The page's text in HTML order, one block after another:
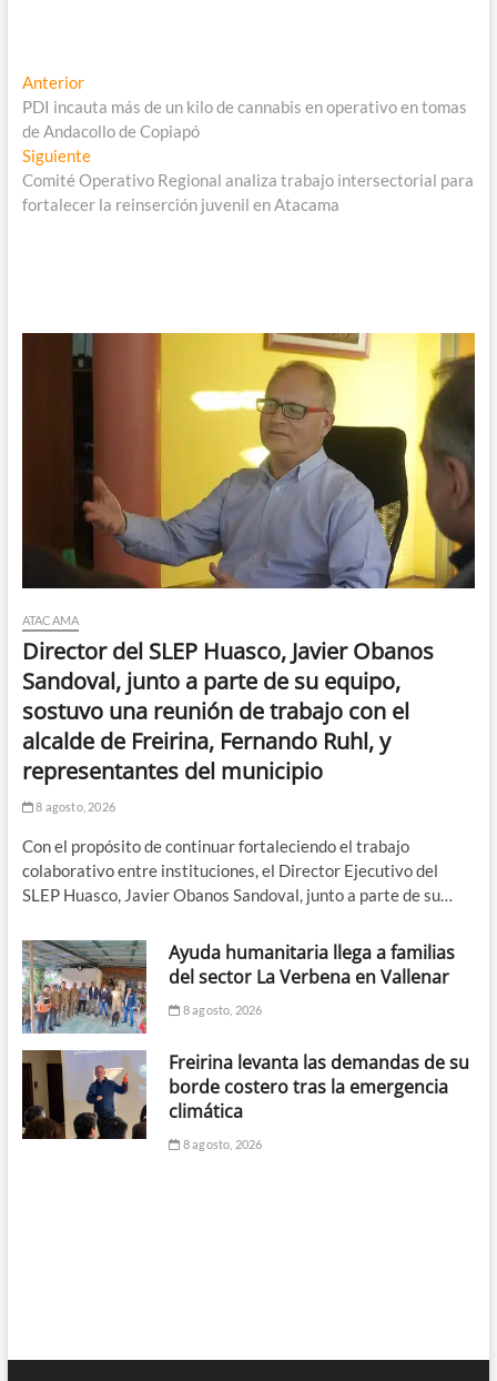
Navegación
de
entradas
AnteriorEntrada
anterior:
PDI incauta más de un kilo de cannabis en operativo en tomas
de Andacollo de Copiapó
SiguienteEntrada
siguiente:
Comité Operativo Regional analiza trabajo intersectorial para
fortalecer la reinserción juvenil en Atacama
ATACAMA
Director del SLEP Huasco, Javier Obanos
Sandoval, junto a parte de su equipo,
sostuvo una reunión de trabajo con el
alcalde de Freirina, Fernando Ruhl, y
representantes del municipio
8 agosto, 2026
Con el propósito de continuar fortaleciendo el trabajo
colaborativo entre instituciones, el Director Ejecutivo del
SLEP Huasco, Javier Obanos Sandoval, junto a parte de su…
Ayuda humanitaria llega a familias
del sector La Verbena en Vallenar
8 agosto, 2026
Freirina levanta las demandas de su
borde costero tras la emergencia
climática
8 agosto, 2026